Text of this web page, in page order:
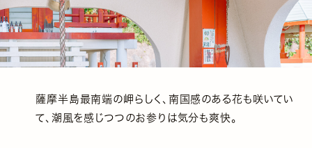
薩摩半島最南端の岬らしく、南国感のある花も咲いてい
て、潮風を感じつつのお参りは気分も爽快。